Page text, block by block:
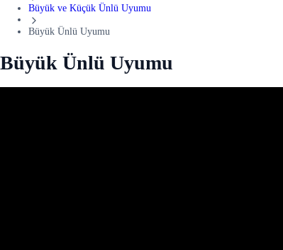
Büyük ve Küçük Ünlü Uyumu
Büyük Ünlü Uyumu
Büyük Ünlü Uyumu